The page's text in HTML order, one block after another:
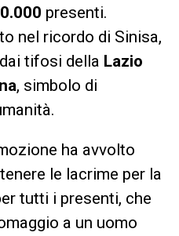
presenti.
nel ricordo di Sinisa,
tifosi della Lazio
, simbolo di
ha avvolto
le lacrime per la
tutti i presenti, che
a un uomo